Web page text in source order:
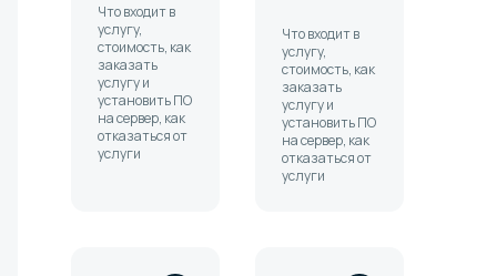
Что входит в
услугу,
стоимость, как
заказать
услугу и
установить ПО
на сервер, как
отказаться от
услуги
Что входит в
услугу,
стоимость, как
заказать
услугу и
установить ПО
на сервер, как
отказаться от
услуги